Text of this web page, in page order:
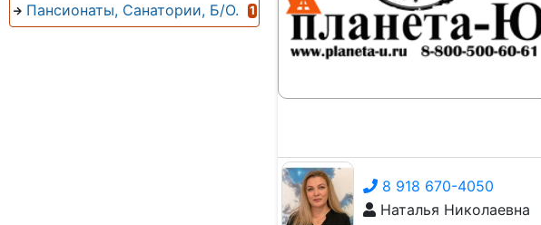
Пансионаты, Санатории, Б/О. 1
8 918 670-4050
Наталья Николаевна